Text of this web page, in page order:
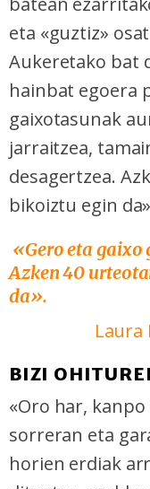
eta «guztiz»
Aukeretako bat
hainbat egoera
gaixotasunak
jarraitzea,
desagertzea.
bikoiztu egin
«Gero eta gaixo
Azken 40
da».
Laura
BIZI
«Oro har,
sorreran eta
horien erdiak